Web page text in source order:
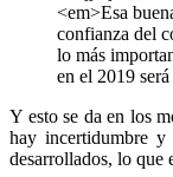
<em>Esa
confianza del
lo más
en el 2019
Y esto se da en los
hay incertidumbre y
desarrollados, lo que